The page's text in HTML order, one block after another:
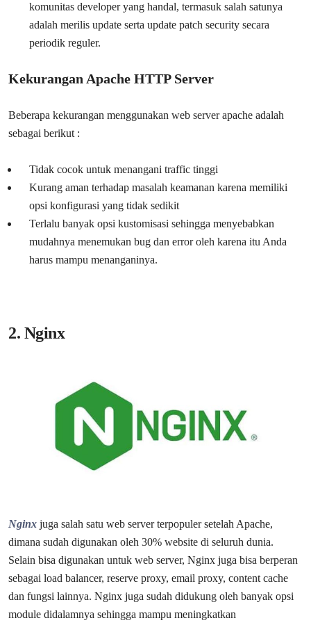
komunitas developer yang handal, termasuk salah satunya
adalah merilis update serta update patch security secara
periodik reguler.
Kekurangan Apache HTTP Server
Beberapa kekurangan menggunakan web server apache adalah
sebagai berikut :
Tidak cocok untuk menangani traffic tinggi
Kurang aman terhadap masalah keamanan karena memiliki
opsi konfigurasi yang tidak sedikit
Terlalu banyak opsi kustomisasi sehingga menyebabkan
mudahnya menemukan bug dan error oleh karena itu Anda
harus mampu menanganinya.
2. Nginx
Nginx juga salah satu web server terpopuler setelah Apache,
dimana sudah digunakan oleh 30% website di seluruh dunia.
Selain bisa digunakan untuk web server, Nginx juga bisa berperan
sebagai load balancer, reserve proxy, email proxy, content cache
dan fungsi lainnya. Nginx juga sudah didukung oleh banyak opsi
module didalamnya sehingga mampu meningkatkan